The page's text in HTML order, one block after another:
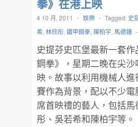
拳》在港上映
4 10 月, 2011 - 娛樂 - Tagged: 史
希, 林欣彤, 鐵甲鋼拳, 陳柏宇, 馬德鍾 -
史提芬史匹堡最新一套
鋼拳》，星期二晚在尖沙
映。故事以利用機械人
賽作為背景，配以不少電
席首映禮的藝人，包括
彤、吳若希和陳柏宇等。